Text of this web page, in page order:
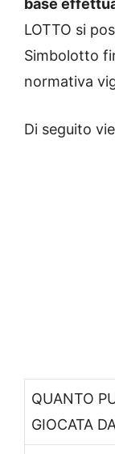
LOTTO si
Simbolotto
normativa
Di seguito
QUANTO
GIOCATA